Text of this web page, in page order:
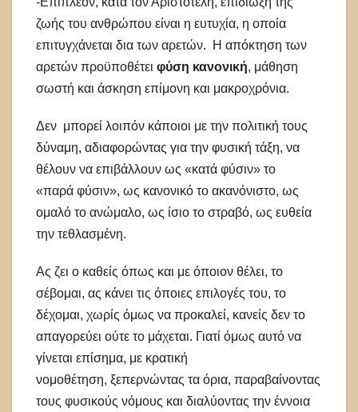
ζωής του ανθρώπου είναι η ευτυχία, η οποία
επιτυγχάνεται δια των αρετών. Η απόκτηση των
αρετών προϋποθέτει φύση κανονική, μάθηση
σωστή και άσκηση επίμονη και μακροχρόνια.
Δεν μπορεί λοιπόν κάποιοι με την πολιτική τους
δύναμη, αδιαφορώντας για την φυσική τάξη, να
θέλουν να επιβάλλουν ως «κατά φύσιν» το
«παρά φύσιν», ως κανονικό το ακανόνιστο, ως
ομαλό το ανώμαλο, ως ίσιο το στραβό, ως ευθεία
την τεθλασμένη.
Ας ζει ο καθείς όπως και με όποιον θέλει, το
σέβομαι, ας κάνει τις όποιες επιλογές του, το
δέχομαι, χωρίς όμως να προκαλεί, κανείς δεν το
απαγορεύει ούτε το μάχεται. Γιατί όμως αυτό να
γίνεται επίσημα, με κρατική
νομοθέτηση, ξεπερνώντας τα όρια, παραβαίνοντας
τους φυσικούς νόμους και διαλύοντας την έννοια